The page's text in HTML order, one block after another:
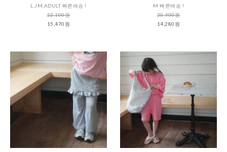
L,JM,ADULT 빠른배송 !
22,100원
15,470원
M 빠른배송 !
20,400원
14,280원